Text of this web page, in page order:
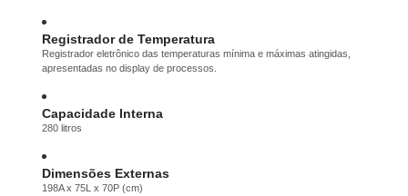
Registrador de Temperatura
Registrador eletrônico das temperaturas mínima e máximas atingidas,
apresentadas no display de processos.
Capacidade Interna
280 litros
Dimensões Externas
198A x 75L x 70P (cm)